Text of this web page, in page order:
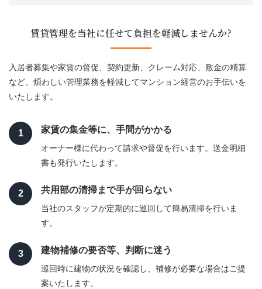
補助金情報
お客様の声
物件一覧
賃貸管理を当社に任せて負担を軽減しませんか?
入居者募集や家賃の督促、契約更新、クレーム対応、敷金の精算
など、煩わしい管理業務を軽減してマンション経営のお手伝いを
いたします。
1 家賃の集金等に、手間がかかる
オーナー様に代わって請求や督促を行います。送金明細
書も発行いたします。
2 共用部の清掃まで手が回らない
当社のスタッフが定期的に巡回して簡易清掃を行いま
す。
3 建物補修の要否等、判断に迷う
巡回時に建物の状況を確認し、補修が必要な場合はご提
案いたします。